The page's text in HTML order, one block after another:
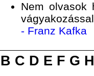
Nem olvasok
- Franz Kafka
B C D E F G